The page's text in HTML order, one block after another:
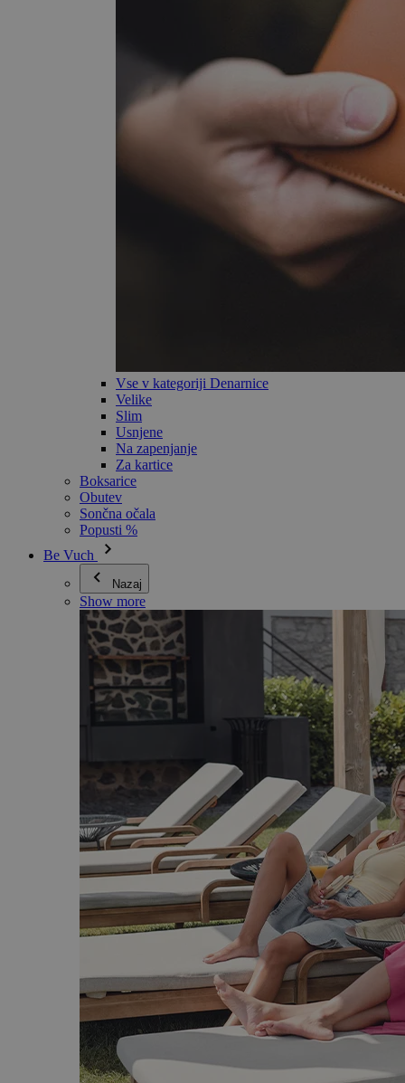
Vse v kategoriji Denarnice
Velike
Slim
Usnjene
Na zapenjanje
Za kartice
Boksarice
Obutev
Sončna očala
Popusti %
Be Vuch
Nazaj
Show more